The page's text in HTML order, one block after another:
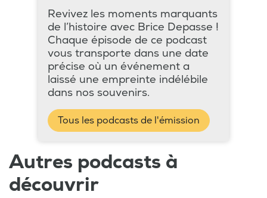
Revivez les moments marquants
de l’histoire avec Brice Depasse !
Chaque épisode de ce podcast
vous transporte dans une date
précise où un événement a
laissé une empreinte indélébile
dans nos souvenirs.
Tous les podcasts de l'émission
Autres podcasts à
découvrir